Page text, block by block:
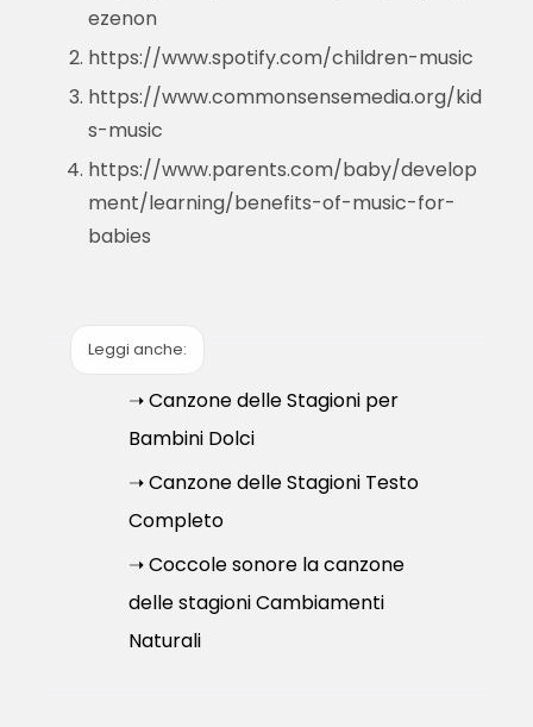
ezenon
https://www.spotify.com/children-music
https://www.commonsensemedia.org/kid
s-music
https://www.parents.com/baby/develop
ment/learning/benefits-of-music-for-
babies
Leggi anche:
➝ Canzone delle Stagioni per
Bambini Dolci
➝ Canzone delle Stagioni Testo
Completo
➝ Coccole sonore la canzone
delle stagioni Cambiamenti
Naturali